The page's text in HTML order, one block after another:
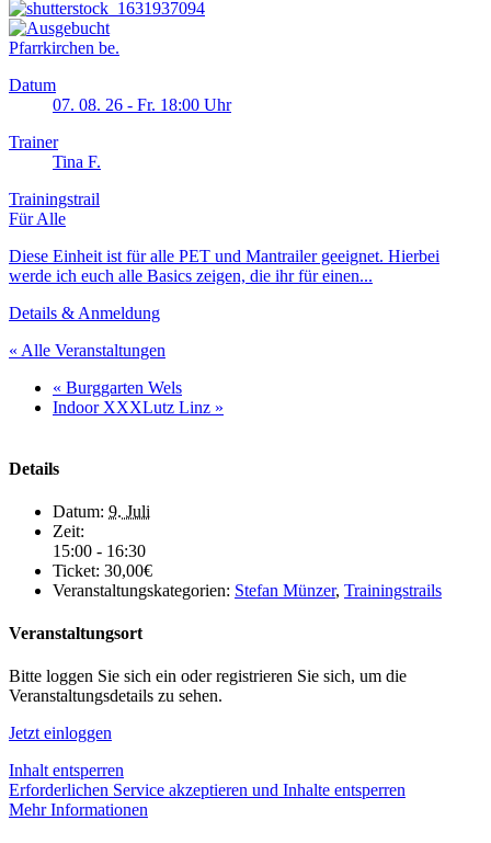
Pfarrkirchen be.
Datum
07. 08. 26 - Fr. 18:00 Uhr
Trainer
Tina F.
Trainingstrail
Für Alle
Diese Einheit ist für alle PET und Mantrailer geeignet. Hierbei
werde ich euch alle Basics zeigen, die ihr für einen...
Details & Anmeldung
« Alle Veranstaltungen
« Burggarten Wels
Indoor XXXLutz Linz »
Details
Datum: 9. Juli
Zeit:
15:00 - 16:30
Ticket: 30,00€
Veranstaltungskategorien: Stefan Münzer, Trainingstrails
Veranstaltungsort
Bitte loggen Sie sich ein oder registrieren Sie sich, um die
Veranstaltungsdetails zu sehen.
Jetzt einloggen
Inhalt entsperren
Erforderlichen Service akzeptieren und Inhalte entsperren
Mehr Informationen